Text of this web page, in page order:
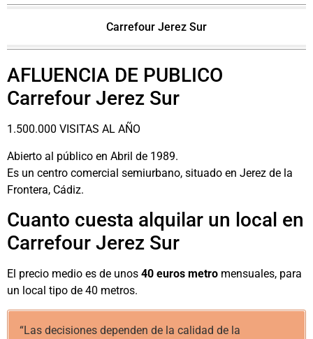
Carrefour Jerez Sur
AFLUENCIA DE PUBLICO
Carrefour Jerez Sur
1.500.000 VISITAS AL AÑO
Abierto al público en Abril de 1989.
Es un centro comercial semiurbano, situado en Jerez de la
Frontera, Cádiz.
Cuanto cuesta alquilar un local en
Carrefour Jerez Sur
El precio medio es de unos 40 euros metro mensuales, para
un local tipo de 40 metros.
“Las decisiones dependen de la calidad de la